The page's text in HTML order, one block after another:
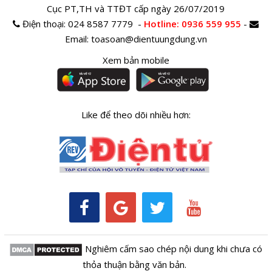
Cục PT,TH và TTĐT cấp ngày 26/07/2019
Điện thoại:024 8587 7779 - Hotline: 0936 559 955 -
Email: toasoan@dientuungdung.vn
Xem bản mobile
Like để theo dõi nhiều hơn:
Nghiêm cấm sao chép nội dung khi chưa có
thỏa thuận bằng văn bản.